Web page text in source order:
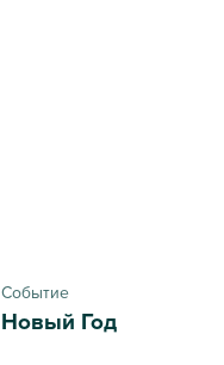
Событие
Новый Год